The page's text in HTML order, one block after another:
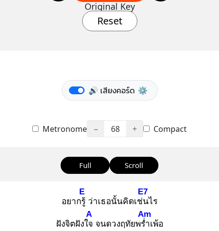
Original Key
Reset
🔊 เสียงคอร์ด ⚙️
Metronome − 68 + Compact
Full Scroll
อยากรู้
E
ว่าเธอนั้นคิดเช่น
E7
ไร
ฝังจิตฝังใจ
A
จนดวงฤทัยพร่ำ
Am
เพ้อ